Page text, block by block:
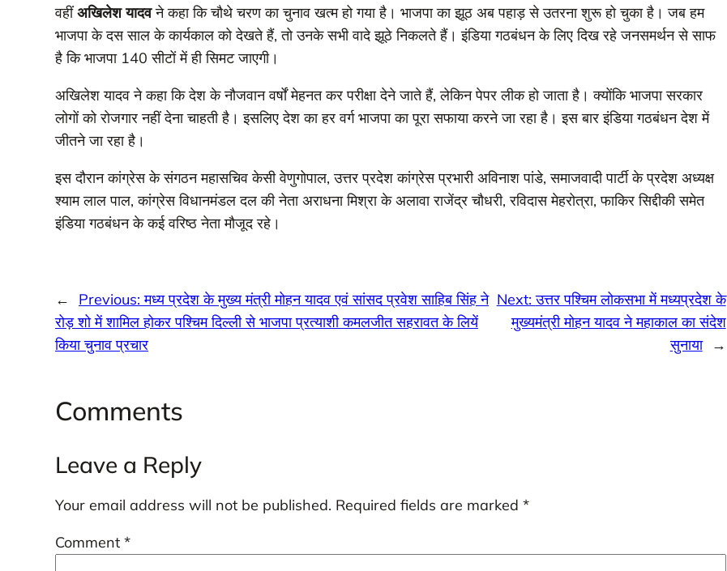
वहींअखिलेश यादवने कहा कि चौथे चरण का चुनाव खत्म हो गया है। भाजपा का झूठ अब पहाड़ से उतरना शुरू हो चुका है। जब हम
भाजपा के दस साल के कार्यकाल को देखते हैं, तो उनके सभी वादे झूठे निकलते हैं। इंडिया गठबंधन के लिए दिख रहे जनसमर्थन से साफ
है कि भाजपा 140 सीटों में ही सिमट जाएगी।
अखिलेश यादव ने कहा कि देश के नौजवान वर्षों मेहनत कर परीक्षा देने जाते हैं, लेकिन पेपर लीक हो जाता है। क्योंकि भाजपा सरकार
लोगों को रोजगार नहीं देना चाहती है। इसलिए देश का हर वर्ग भाजपा का पूरा सफाया करने जा रहा है। इस बार इंडिया गठबंधन देश में
जीतने जा रहा है।
इस दौरान कांग्रेस के संगठन महासचिव केसी वेणुगोपाल, उत्तर प्रदेश कांग्रेस प्रभारी अविनाश पांडे, समाजवादी पार्टी के प्रदेश अध्यक्ष
श्याम लाल पाल, कांग्रेस विधानमंडल दल की नेता अराधना मिश्रा के अलावा राजेंद्र चौधरी, रविदास मेहरोत्रा, फाकिर सिद्दीकी समेत
इंडिया गठबंधन के कई वरिष्ठ नेता मौजूद रहे।
← Previous:मध्य प्रदेश के मुख्य मंत्री मोहन यादव एवं सांसद प्रवेश साहिब सिंह ने
रोड़ शो में शामिल होकर पश्चिम दिल्ली से भाजपा प्रत्याशी कमलजीत सहरावत के लियें
किया चुनाव प्रचार
Next:उत्तर पश्चिम लोकसभा में मध्यप्रदेश के
मुख्यमंत्री मोहन यादव ने महाकाल का संदेश
सुनाया
→
Comments
Leave a Reply
Your email address will not be published. Required fields are marked *
Comment *